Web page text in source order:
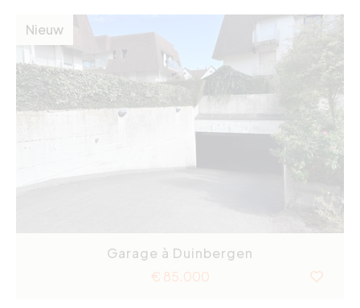
Nieuw
Garage à Duinbergen
€ 85.000